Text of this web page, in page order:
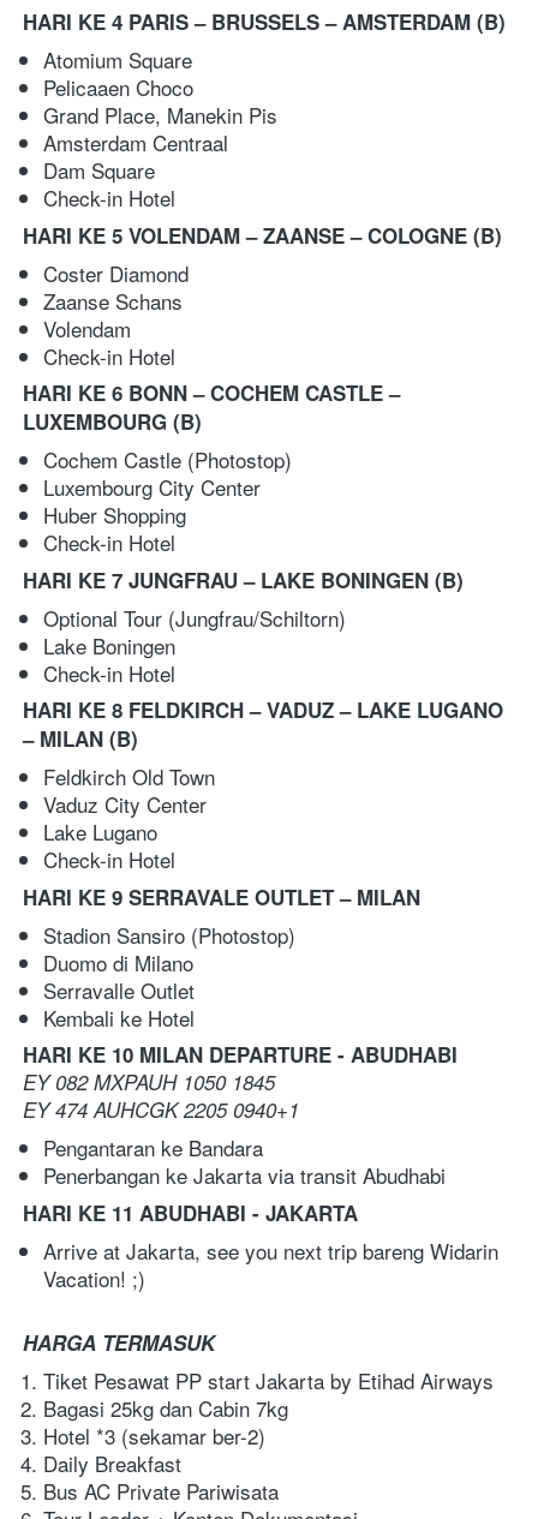
HARI KE 4 PARIS – BRUSSELS – AMSTERDAM (B)
Atomium Square
Pelicaaen Choco
Grand Place, Manekin Pis
Amsterdam Centraal
Dam Square
Check-in Hotel
HARI KE 5 VOLENDAM – ZAANSE – COLOGNE (B)
Coster Diamond
Zaanse Schans
Volendam
Check-in Hotel
HARI KE 6 BONN – COCHEM CASTLE –
LUXEMBOURG (B)
Cochem Castle (Photostop)
Luxembourg City Center
Huber Shopping
Check-in Hotel
HARI KE 7 JUNGFRAU – LAKE BONINGEN (B)
Optional Tour (Jungfrau/Schiltorn)
Lake Boningen
Check-in Hotel
HARI KE 8 FELDKIRCH – VADUZ – LAKE LUGANO
– MILAN (B)
Feldkirch Old Town
Vaduz City Center
Lake Lugano
Check-in Hotel
HARI KE 9 SERRAVALE OUTLET – MILAN
Stadion Sansiro (Photostop)
Duomo di Milano
Serravalle Outlet
Kembali ke Hotel
HARI KE 10 MILAN DEPARTURE - ABUDHABI
EY 082 MXPAUH 1050 1845
EY 474 AUHCGK 2205 0940+1
Pengantaran ke Bandara
Penerbangan ke Jakarta via transit Abudhabi
HARI KE 11 ABUDHABI - JAKARTA
Arrive at Jakarta, see you next trip bareng Widarin
Vacation! ;)
HARGA TERMASUK
Tiket Pesawat PP start Jakarta by Etihad Airways
Bagasi 25kg dan Cabin 7kg
Hotel *3 (sekamar ber-2)
Daily Breakfast
Bus AC Private Pariwisata